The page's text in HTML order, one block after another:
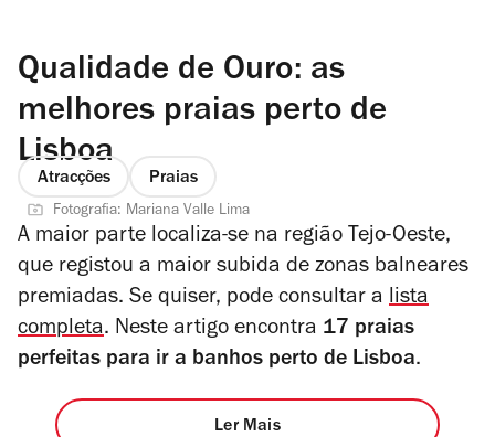
Qualidade de Ouro: as
melhores praias perto de
Lisboa
Atracções Praias
Fotografia: Mariana Valle Lima
A maior parte localiza-se na região Tejo-Oeste,
que registou a maior subida de zonas balneares
premiadas. Se quiser, pode consultar a lista
completa. Neste artigo encontra 17 praias
perfeitas para ir a banhos perto de Lisboa.
Ler Mais